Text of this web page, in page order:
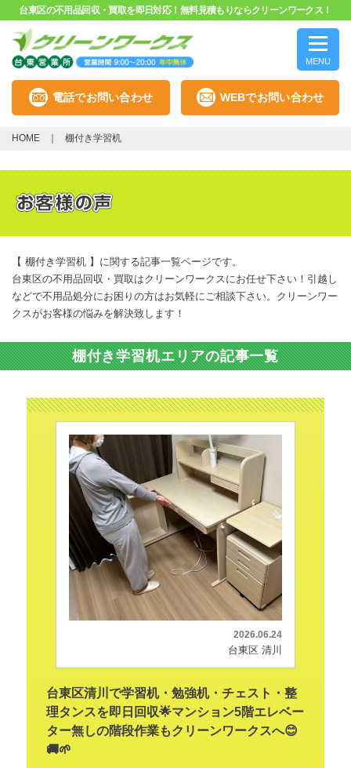
台東区の不用品回収・買取を即日対応！無料見積もりならクリーンワークス！
MENU
電話でお問い合わせ WEBでお問い合わせ
HOME 棚付き学習机
【 棚付き学習机 】に関する記事一覧ページです。
台東区の不用品回収・買取はクリーンワークスにお任せ下さい！引越し
などで不用品処分にお困りの方はお気軽にご相談下さい。クリーンワー
クスがお客様の悩みを解決致します！
棚付き学習机エリアの記事一覧
2026.06.24
台東区 清川
台東区清川で学習机・勉強机・チェスト・整
理タンスを即日回収🌟マンション5階エレベー
ター無しの階段作業もクリーンワークスへ😊
🚚🌱